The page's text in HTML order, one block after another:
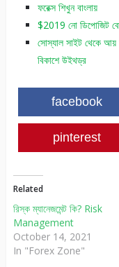
ফরেক্স শিখুন বাংলায়
$2019 নো ডিপোজিট
সোস্যাল সাইট থেকে আয়
বিকাশে উইথড্র
facebook
pinterest
Related
রিস্ক ম্যানেজমেন্ট কি? Risk
Management
October 14, 2021
In "Forex Zone"